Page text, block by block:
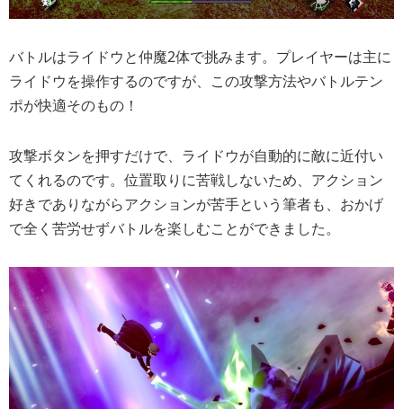
バトルはライドウと仲魔2体で挑みます。プレイヤーは主に
ライドウを操作するのですが、この攻撃方法やバトルテン
ポが快適そのもの！
攻撃ボタンを押すだけで、 ライドウが自動的に敵に近付い
てくれるのです。位置取りに苦戦しないため、アクション
好きでありながらアクションが苦手という筆者も、おかげ
で全く苦労せずバトルを楽しむことができました。